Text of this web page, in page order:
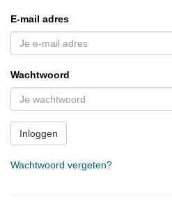
E-mail adres
Wachtwoord
Inloggen
Wachtwoord vergeten?